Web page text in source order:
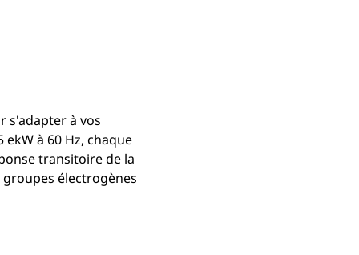
s'adapter à vos
à 60 Hz, chaque
transitoire de la
groupes électrogènes